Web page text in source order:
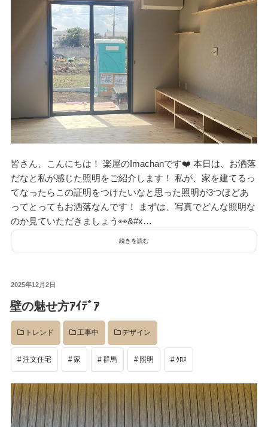
皆さん、こんにちは！ 楽屋のImachanです❤️ 本日は、お洒落
だなと私が感じた照明をご紹介します！ 私が、家を建てるっ
てなったらこの証明をつけたいなと思った照明が3つほどあ
ってとってもお洒落なんです！ まずは、写真でどんな照明な
のか見ていただきましょう👀&#x…
続きを読む
投
日:
2025年12月2日
壁の魅せ方ｱｲﾃﾞｱ
トレンド 工事中 デザイン
注文住宅 家 群馬 照明 ｸﾛｽ